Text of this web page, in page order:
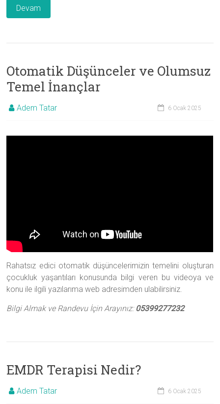
Devam
Otomatik Düşünceler ve Olumsuz
Temel İnançlar
Adem Tatar 6 Ocak 2025
Rahatsız edici otomatik düşüncelerimizin temelini oluşturan
çocukluk yaşantıları konusunda bilgi veren bu videoya ve
konu ile ilgili yazılarıma web adresimden ulabilirsiniz.
Bilgi Almak ve Randevu İçin Arayınız: 05399277232
EMDR Terapisi Nedir?
Adem Tatar 6 Ocak 2025